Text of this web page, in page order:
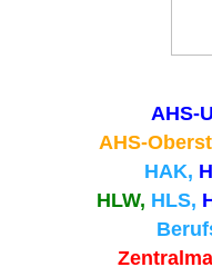
AHS-
AHS-
HAK,
HLW, HLS,